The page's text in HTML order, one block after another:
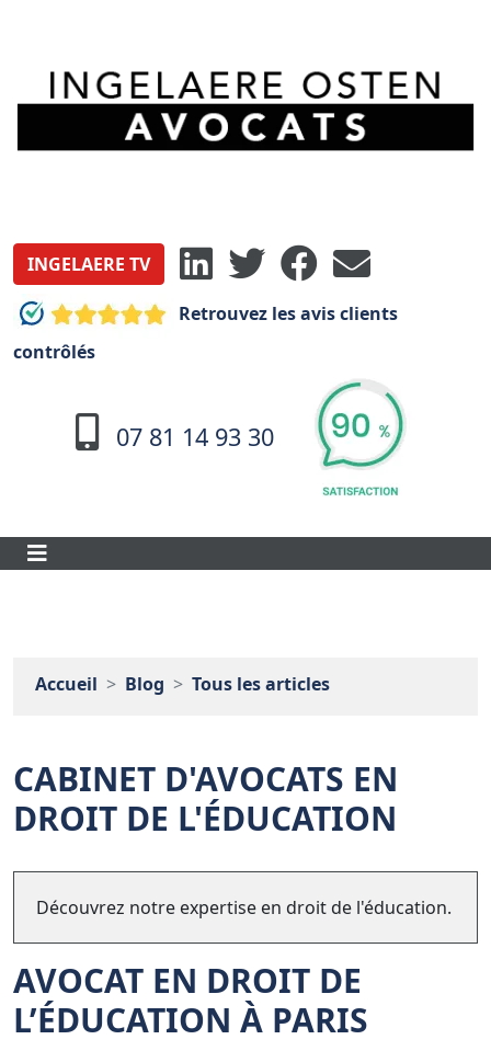
INGELAERE TV
Retrouvez les avis clients
contrôlés
07 81 14 93 30
Accueil Blog Tous les articles
CABINET D'AVOCATS EN
DROIT DE L'ÉDUCATION
Découvrez notre expertise en droit de l'éducation.
AVOCAT EN DROIT DE
L’ÉDUCATION À PARIS